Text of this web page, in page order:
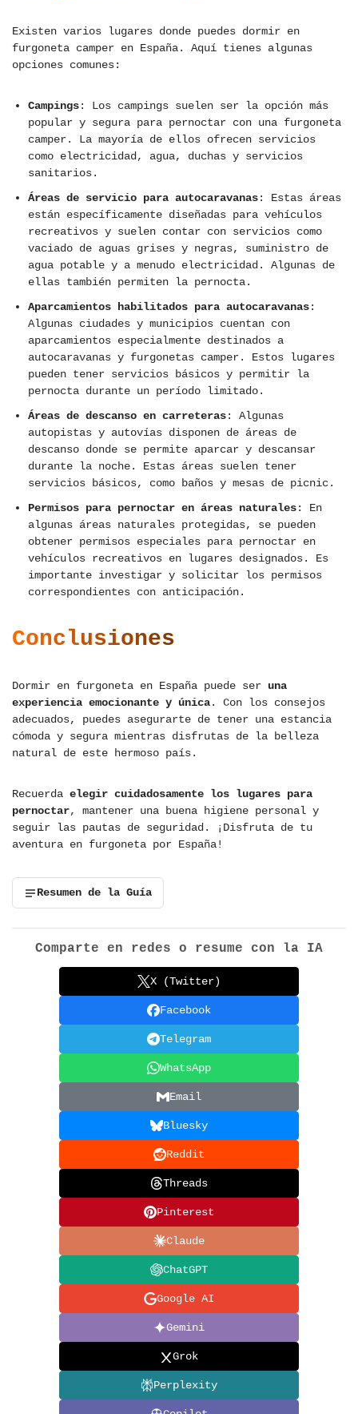
Existen varios lugares donde puedes dormir en
furgoneta camper en España. Aquí tienes algunas
opciones comunes:
Campings: Los campings suelen ser la opción más
popular y segura para pernoctar con una furgoneta
camper. La mayoría de ellos ofrecen servicios
como electricidad, agua, duchas y servicios
sanitarios.
Áreas de servicio para autocaravanas: Estas áreas
están específicamente diseñadas para vehículos
recreativos y suelen contar con servicios como
vaciado de aguas grises y negras, suministro de
agua potable y a menudo electricidad. Algunas de
ellas también permiten la pernocta.
Aparcamientos habilitados para autocaravanas:
Algunas ciudades y municipios cuentan con
aparcamientos especialmente destinados a
autocaravanas y furgonetas camper. Estos lugares
pueden tener servicios básicos y permitir la
pernocta durante un período limitado.
Áreas de descanso en carreteras: Algunas
autopistas y autovías disponen de áreas de
descanso donde se permite aparcar y descansar
durante la noche. Estas áreas suelen tener
servicios básicos, como baños y mesas de picnic.
Permisos para pernoctar en áreas naturales: En
algunas áreas naturales protegidas, se pueden
obtener permisos especiales para pernoctar en
vehículos recreativos en lugares designados. Es
importante investigar y solicitar los permisos
correspondientes con anticipación.
Conclusiones
Dormir en furgoneta en España puede ser una
experiencia emocionante y única. Con los consejos
adecuados, puedes asegurarte de tener una estancia
cómoda y segura mientras disfrutas de la belleza
natural de este hermoso país.
Recuerda elegir cuidadosamente los lugares para
pernoctar, mantener una buena higiene personal y
seguir las pautas de seguridad. ¡Disfruta de tu
aventura en furgoneta por España!
Resumen de la Guía
Comparte en redes o resume con la IA
X (Twitter)
Facebook
Telegram
WhatsApp
Email
Bluesky
Reddit
Threads
Pinterest
Claude
ChatGPT
Google AI
Gemini
Grok
Perplexity